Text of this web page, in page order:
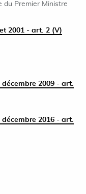
du Premier Ministre
2001 - art. 2 (V)
décembre 2009 - art.
décembre 2016 - art.